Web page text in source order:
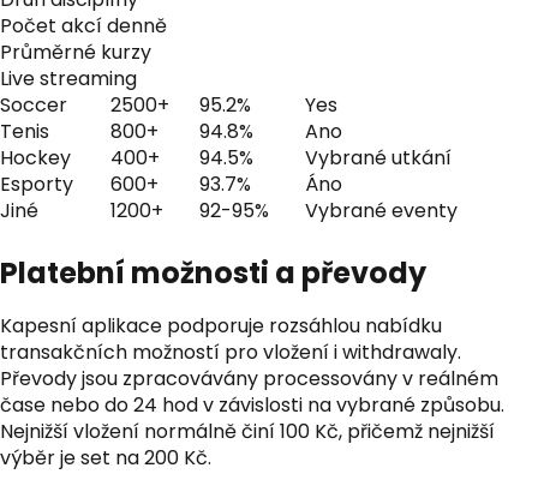
Počet akcí denně
Průměrné kurzy
Live streaming
Soccer
2500+ 95.2%
Yes
Tenis
800+ 94.8%
Ano
Hockey
400+ 94.5%
Vybrané utkání
Esporty
600+ 93.7%
Áno
Jiné
1200+ 92-95% Vybrané eventy
Platební možnosti a převody
Kapesní aplikace podporuje rozsáhlou nabídku
transakčních možností pro vložení i withdrawaly.
Převody jsou zpracovávány processovány v reálném
čase nebo do 24 hod v závislosti na vybrané způsobu.
Nejnižší vložení normálně činí 100 Kč, přičemž nejnižší
výběr je set na 200 Kč.